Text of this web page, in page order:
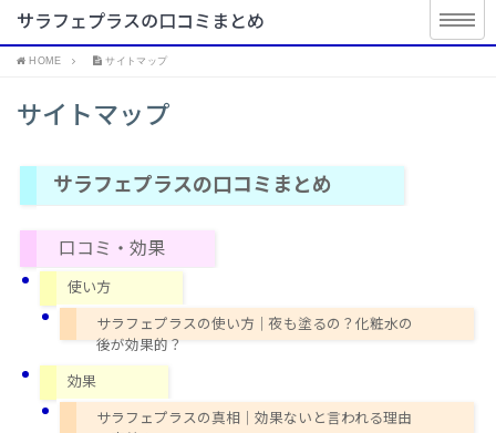
サラフェプラスの口コミまとめ
HOME サイトマップ
サイトマップ
サラフェプラスの口コミまとめ
口コミ・効果
使い方
サラフェプラスの使い方｜夜も塗るの？化粧水の
後が効果的？
効果
サラフェプラスの真相｜効果ないと言われる理由